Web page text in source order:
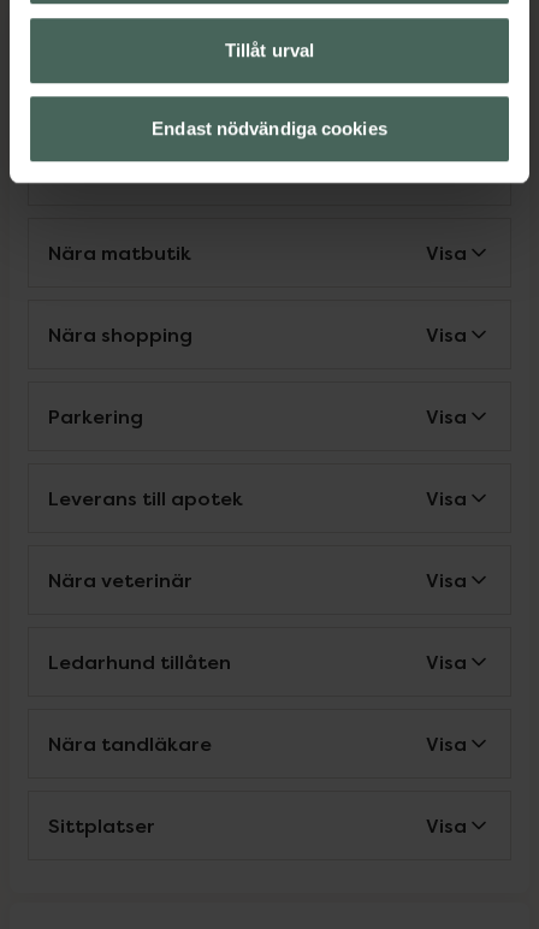
Tillåt urval
Endast nödvändiga cookies
Make up-sortiment Visa
Nära matbutik Visa
Nära shopping Visa
Parkering Visa
Leverans till apotek Visa
Nära veterinär Visa
Ledarhund tillåten Visa
Nära tandläkare Visa
Sittplatser Visa